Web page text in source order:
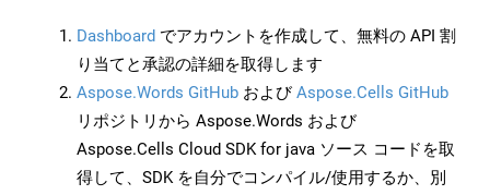
Dashboard でアカウントを作成して、無料の API 割
り当てと承認の詳細を取得します
Aspose.Words GitHub およびAspose.Cells GitHub
リポジトリから Aspose.Words および
Aspose.Cells Cloud SDK for java ソース コードを取
得して、SDK を自分でコンパイル/使用するか、別